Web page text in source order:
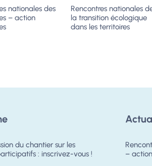
nationales des
– action
Rencontres nationales
la transition écologique
dans les territoires
du chantier sur les
: inscrivez-vous !
–